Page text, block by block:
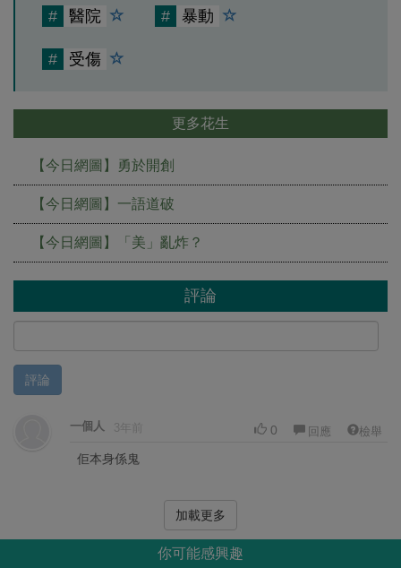
# 醫院 # 暴動
# 受傷
更多花生
【今日網圖】勇於開創
【今日網圖】一語道破
【今日網圖】「美」亂炸？
評論
評論
一個人 3年前 0 回應 檢舉
佢本身係鬼
加載更多
你可能感興趣